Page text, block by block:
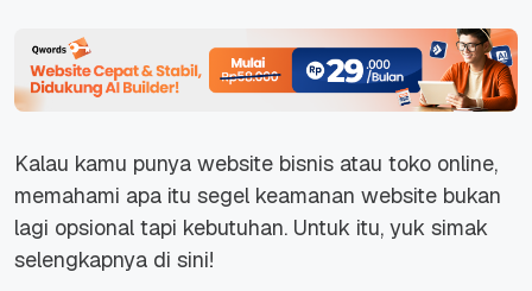
Kalau kamu punya website bisnis atau toko online,
memahami apa itu segel keamanan website bukan
lagi opsional tapi kebutuhan. Untuk itu, yuk simak
selengkapnya di sini!